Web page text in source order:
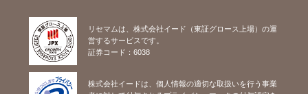
リセマムは、株式会社イード（東証グロース上場）の運
営するサービスです。
証券コード：6038
株式会社イードは、個人情報の適切な取扱いを行う事業